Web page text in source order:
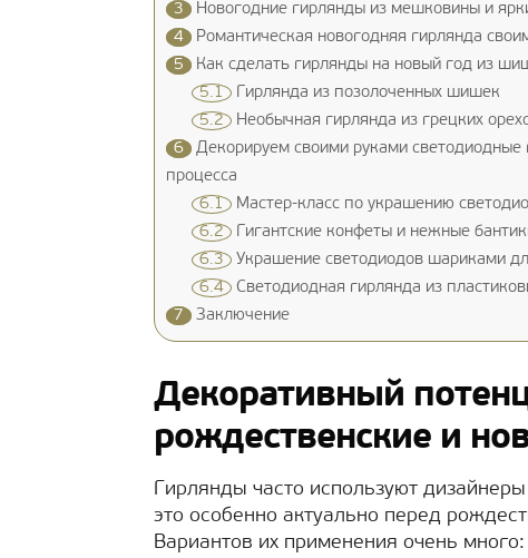
3
Новогодние гирлянды из мешковины и
4
Романтическая новогодняя гирлянда
5
Как сделать гирлянды на новый год из
5.1 Гирлянда из позолоченных шишек
5.2 Необычная гирлянда из грецких
6
Декорируем своими руками
процесса
6.1 Мастер-класс по украшению
6.2 Гигантские конфеты и нежные
6.3 Украшение светодиодов шариками
6.4 Светодиодная гирлянда из
7
Заключение
Декоративный
рождественские и
Гирлянды часто используют
это особенно актуально перед
Вариантов их применения очень